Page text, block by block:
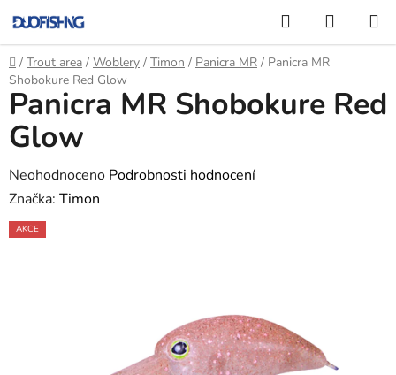
na
obsah
Hledat
KOŠÍK
Domů
/ Trout area / Woblery / Timon / Panicra MR / Panicra MR
Shobokure Red Glow
Panicra MR Shobokure Red
Glow
Průměrné
hodnocení
produktu
Neohodnoceno Podrobnosti hodnocení
Značka: Timon
AKCE